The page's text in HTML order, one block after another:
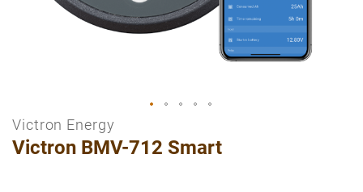
Gå
til
Victron Energy
Victron BMV-712 Smart